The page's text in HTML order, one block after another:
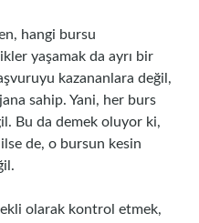
hangi bursu
yaşamak da ayrı bir
kazananlara değil,
sahip. Yani, her burs
Bu da demek oluyor ki,
de, o bursun kesin
olarak kontrol etmek,